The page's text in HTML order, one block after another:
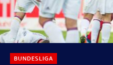
BUNDESLIGA